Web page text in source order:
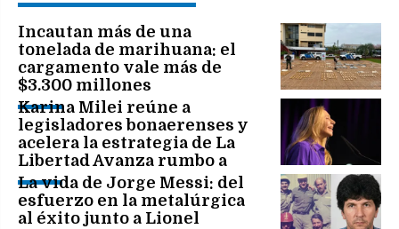
Incautan más de una
tonelada de marihuana: el
cargamento vale más de
$3.300 millones
Karina Milei reúne a
legisladores bonaerenses y
acelera la estrategia de La
Libertad Avanza rumbo a
2027
La vida de Jorge Messi: del
esfuerzo en la metalúrgica
al éxito junto a Lionel